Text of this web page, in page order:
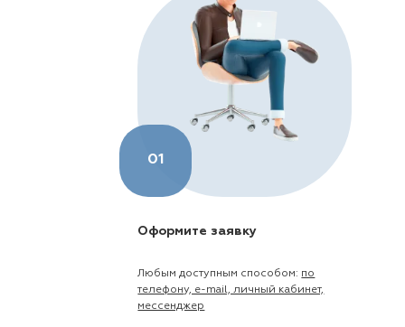
01
Оформите заявку
Любым доступным способом: по
телефону, e-mail, личный кабинет,
мессенджер